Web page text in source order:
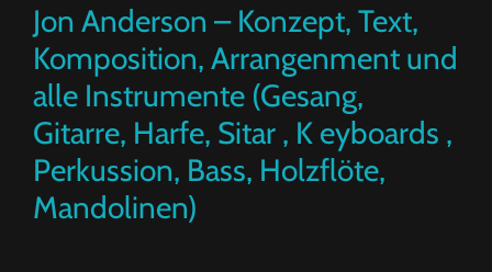
Jon Anderson – Konzept, Text,
Komposition, Arrangenment und
alle Instrumente (Gesang,
Gitarre, Harfe, Sitar , K eyboards ,
Perkussion, Bass, Holzflöte,
Mandolinen)